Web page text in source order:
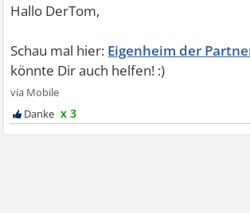
Eigenheim der
x 3